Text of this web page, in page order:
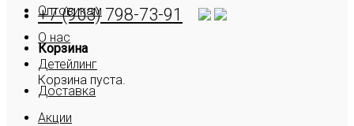
+7 (903) 798-73-91
Корзина
Корзина пуста.
Оптовикам
О нас
Детейлинг
Доставка
Акции